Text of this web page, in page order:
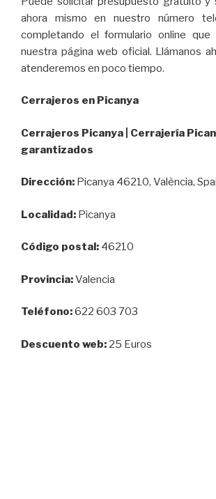
ahora mismo en nuestro número
completando el formulario online que
nuestra página web oficial. Llámanos
atenderemos en poco tiempo.
Cerrajeros en Picanya
Cerrajeros Picanya | Cerrajería
garantizados
Dirección: Picanya 46210, València,
Localidad: Picanya
Código postal: 46210
Provincia:Valencia
Teléfono:622 603 703
Descuento web: 25 Euros